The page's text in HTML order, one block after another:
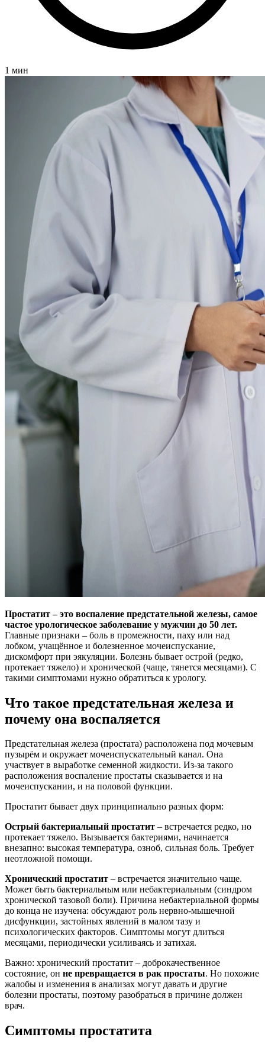
1 мин
Простатит – это воспаление предстательной железы, самое
частое урологическое заболевание у мужчин до 50 лет.
Главные признаки – боль в промежности, паху или над
лобком, учащённое и болезненное мочеиспускание,
дискомфорт при эякуляции. Болезнь бывает острой (редко,
протекает тяжело) и хронической (чаще, тянется месяцами). С
такими симптомами нужно обратиться к урологу.
Что такое предстательная железа и
почему она воспаляется
Предстательная железа (простата) расположена под мочевым
пузырём и окружает мочеиспускательный канал. Она
участвует в выработке семенной жидкости. Из-за такого
расположения воспаление простаты сказывается и на
мочеиспускании, и на половой функции.
Простатит бывает двух принципиально разных форм:
Острый бактериальный простатит – встречается редко, но
протекает тяжело. Вызывается бактериями, начинается
внезапно: высокая температура, озноб, сильная боль. Требует
неотложной помощи.
Хронический простатит – встречается значительно чаще.
Может быть бактериальным или небактериальным (синдром
хронической тазовой боли). Причина небактериальной формы
до конца не изучена: обсуждают роль нервно-мышечной
дисфункции, застойных явлений в малом тазу и
психологических факторов. Симптомы могут длиться
месяцами, периодически усиливаясь и затихая.
Важно: хронический простатит – доброкачественное
состояние, он не превращается в рак простаты. Но похожие
жалобы и изменения в анализах могут давать и другие
болезни простаты, поэтому разобраться в причине должен
врач.
Симптомы простатита